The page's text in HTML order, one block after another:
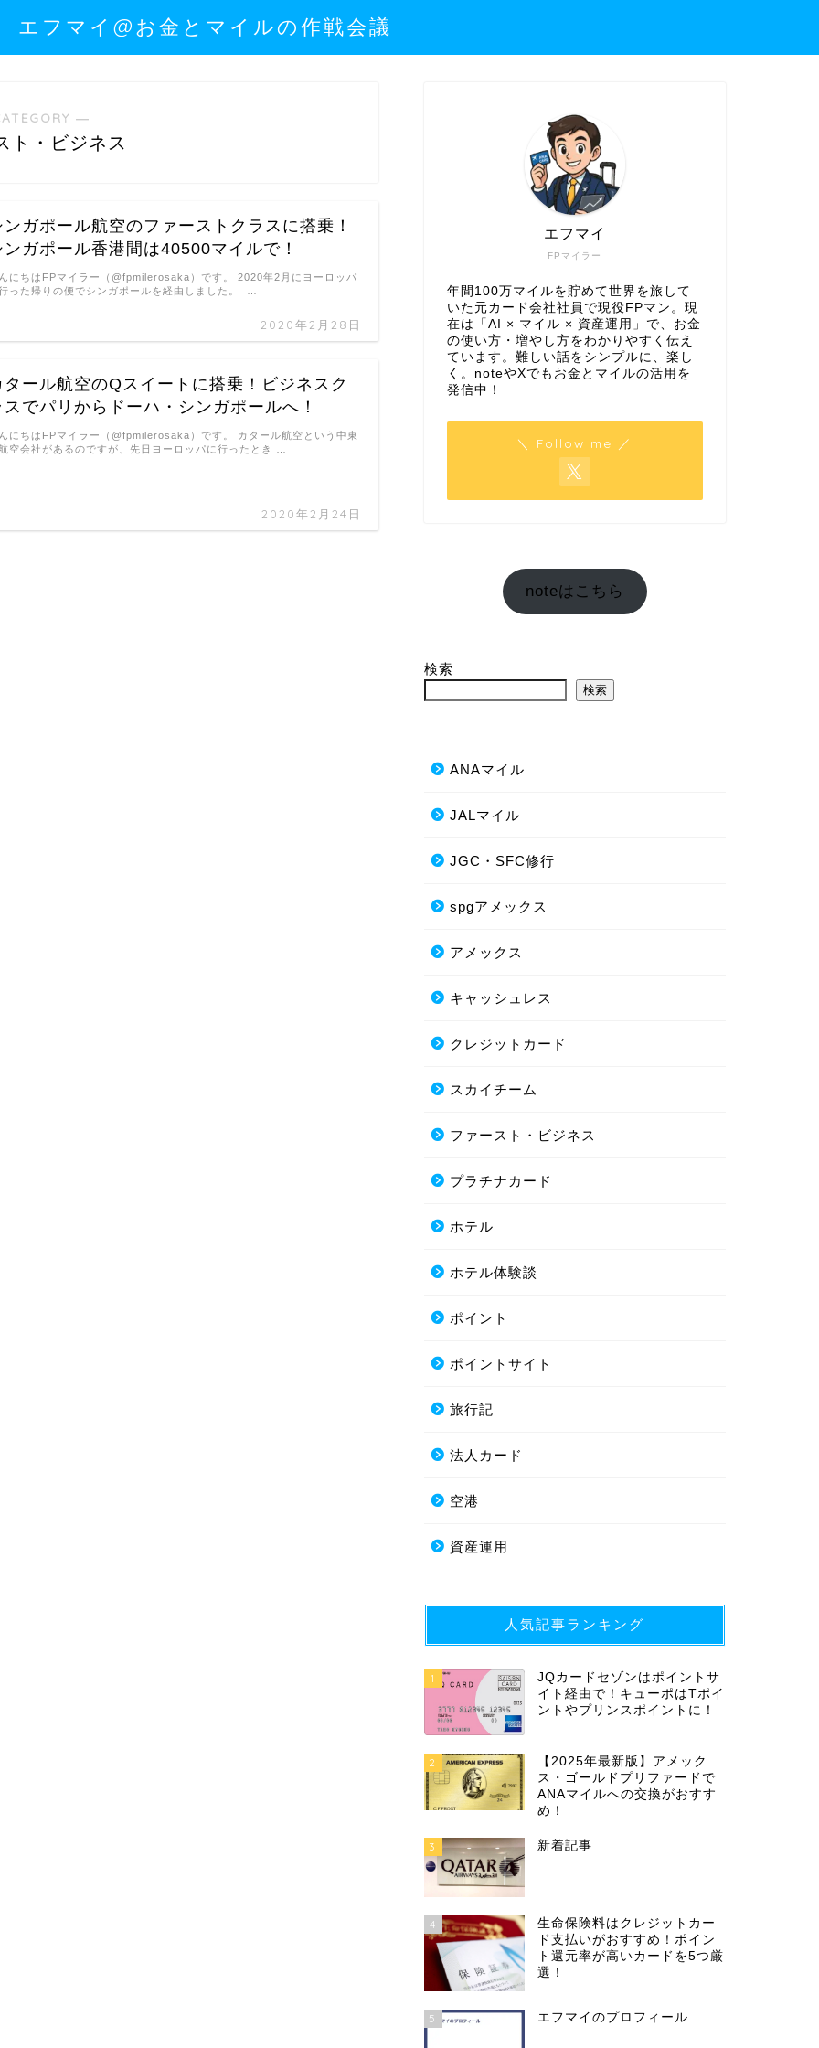
エフマイ@お金とマイルの作戦会議
―
ト・ビジネス
ンガポール航空のファーストクラスに搭乗！
ンガポール香港間は40500マイルで！
2020年2月28日
にちはFPマイラー（@fpmilerosaka）です。 2020年2月にヨーロッパ
った帰りの便でシンガポールを経由しました。 …
タール航空のQスイートに搭乗！ビジネスク
スでパリからドーハ・シンガポールへ！
2020年2月24日
にちはFPマイラー（@fpmilerosaka）です。 カタール航空という中東
空会社があるのですが、先日ヨーロッパに行ったとき …
FPマイラー
エフマイ
年間100万マイルを貯めて世界を旅して
いた元カード会社社員で現役FPマン。現
在は「AI × マイル × 資産運用」で、お金
の使い方・増やし方をわかりやすく伝え
ています。難しい話をシンプルに、楽し
く。noteやXでもお金とマイルの活用を
発信中！
＼ Follow me ／
noteはこちら
検索
検索
ANAマイル
JALマイル
JGC・SFC修行
spgアメックス
アメックス
キャッシュレス
クレジットカード
スカイチーム
ファースト・ビジネス
プラチナカード
ホテル
ホテル体験談
ポイント
ポイントサイト
旅行記
法人カード
空港
資産運用
人気記事ランキング
1
JQカードセゾンはポイントサ
イト経由で！キューポはTポイ
ントやプリンスポイントに！
2
【2025年最新版】アメック
ス・ゴールドプリファードで
ANAマイルへの交換がおすす
め！
3 新着記事
4
生命保険料はクレジットカー
ド支払いがおすすめ！ポイン
ト還元率が高いカードを5つ厳
選！
5 エフマイのプロフィール